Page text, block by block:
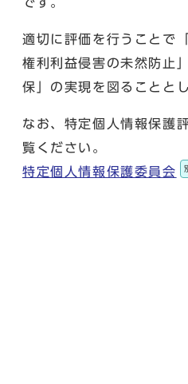
適切に評価を行うことで
権利利益侵害の未然防止
保」の実現を図ることと
なお、特定個人情報保護
覧ください。
特定個人情報保護委員会